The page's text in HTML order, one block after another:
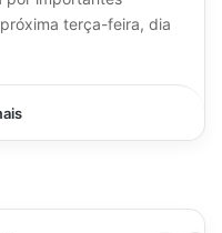
terça-feira, dia